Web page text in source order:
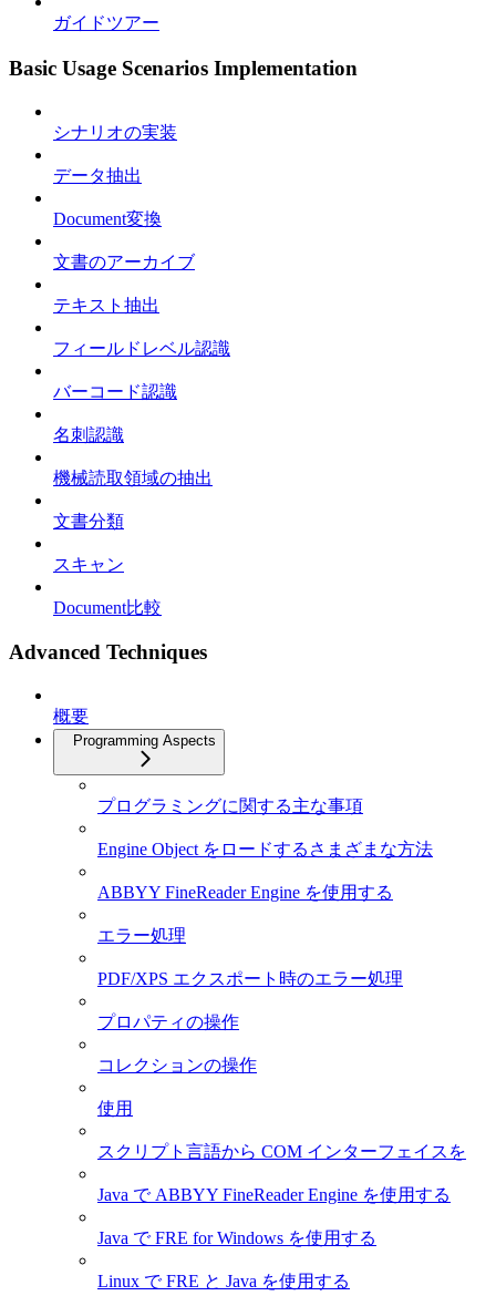
ガイドツアー
Basic Usage Scenarios Implementation
シナリオの実装
データ抽出
Document変換
文書のアーカイブ
テキスト抽出
フィールドレベル認識
バーコード認識
名刺認識
機械読取領域の抽出
文書分類
スキャン
Document比較
Advanced Techniques
概要
Programming Aspects
プログラミングに関する主な事項
Engine Object をロードするさまざまな方法
ABBYY FineReader Engine を使用する
エラー処理
PDF/XPS エクスポート時のエラー処理
プロパティの操作
コレクションの操作
使用
スクリプト言語から COM インターフェイスを
Java で ABBYY FineReader Engine を使用する
Java で FRE for Windows を使用する
Linux で FRE と Java を使用する